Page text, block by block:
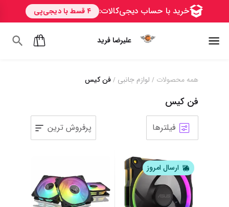
علیرضا فرید
همه محصولات / لوازم جانبی / فن کیس
فن کیس
فیلترها پرفروش ترین
ارسال امروز